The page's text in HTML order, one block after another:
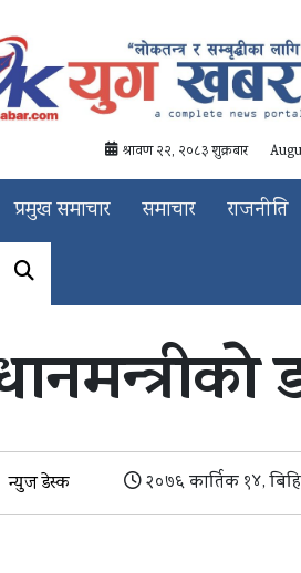
श्रावण २२, २०८३ शुक्रबार
प्रमुख समाचार समाचार राजनीति
न्युज डेस्क २०७६ कार्तिक १४,